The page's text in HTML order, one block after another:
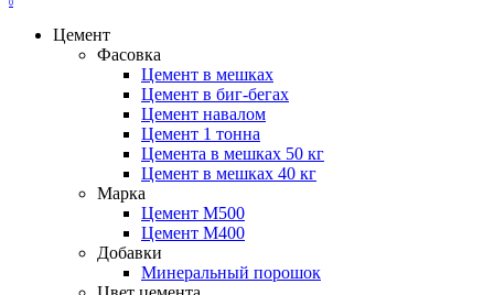
0
Цемент
Фасовка
Цемент в мешках
Цемент в биг-бегах
Цемент навалом
Цемент 1 тонна
Цемента в мешках 50 кг
Цемент в мешках 40 кг
Марка
Цемент М500
Цемент М400
Добавки
Минеральный порошок